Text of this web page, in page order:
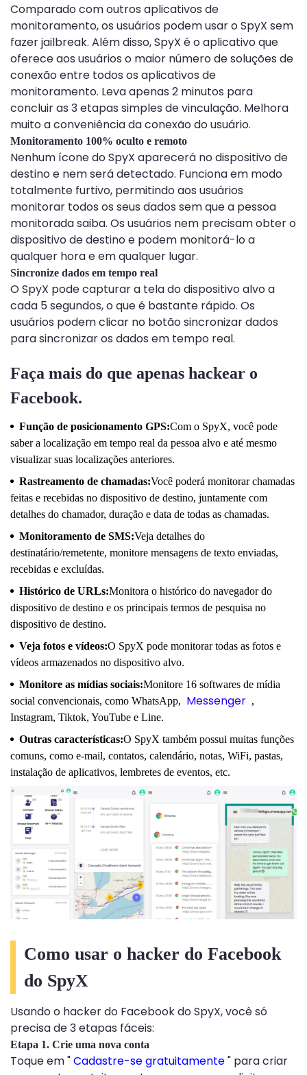
Comparado com outros aplicativos de
monitoramento, os usuários podem usar o SpyX sem
fazer jailbreak. Além disso, SpyX é o aplicativo que
oferece aos usuários o maior número de soluções de
conexão entre todos os aplicativos de
monitoramento. Leva apenas 2 minutos para
concluir as 3 etapas simples de vinculação. Melhora
muito a conveniência da conexão do usuário.
Monitoramento 100% oculto e remoto
Nenhum ícone do SpyX aparecerá no dispositivo de
destino e nem será detectado. Funciona em modo
totalmente furtivo, permitindo aos usuários
monitorar todos os seus dados sem que a pessoa
monitorada saiba. Os usuários nem precisam obter o
dispositivo de destino e podem monitorá-lo a
qualquer hora e em qualquer lugar.
Sincronize dados em tempo real
O SpyX pode capturar a tela do dispositivo alvo a
cada 5 segundos, o que é bastante rápido. Os
usuários podem clicar no botão sincronizar dados
para sincronizar os dados em tempo real.
Faça mais do que apenas hackear o
Facebook.
Função de posicionamento GPS:Com o SpyX, você pode
saber a localização em tempo real da pessoa alvo e até mesmo
visualizar suas localizações anteriores.
Rastreamento de chamadas:Você poderá monitorar chamadas
feitas e recebidas no dispositivo de destino, juntamente com
detalhes do chamador, duração e data de todas as chamadas.
Monitoramento de SMS:Veja detalhes do
destinatário/remetente, monitore mensagens de texto enviadas,
recebidas e excluídas.
Histórico de URLs:Monitora o histórico do navegador do
dispositivo de destino e os principais termos de pesquisa no
dispositivo de destino.
Veja fotos e vídeos:O SpyX pode monitorar todas as fotos e
vídeos armazenados no dispositivo alvo.
Monitore as mídias sociais:Monitore 16 softwares de mídia
social convencionais, como WhatsApp, Messenger ,
Instagram, Tiktok, YouTube e Line.
Outras características:O SpyX também possui muitas funções
comuns, como e-mail, contatos, calendário, notas, WiFi, pastas,
instalação de aplicativos, lembretes de eventos, etc.
Como usar o hacker do Facebook
do SpyX
Usando o hacker do Facebook do SpyX, você só
precisa de 3 etapas fáceis:
Etapa 1. Crie uma nova conta
Toque em "Cadastre-se gratuitamente" para criar